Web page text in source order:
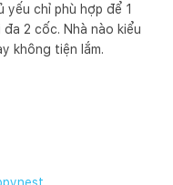
yếu chỉ phù hợp để 1
2 cốc. Nhà nào kiểu
không tiện lắm.